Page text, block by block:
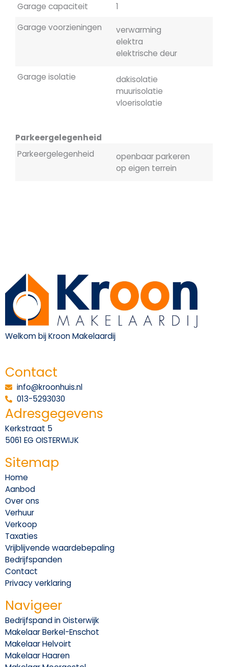
Garage capaciteit
1
Garage voorzieningen
verwarming
elektra
elektrische deur
Garage isolatie
dakisolatie
muurisolatie
vloerisolatie
Parkeergelegenheid
Parkeergelegenheid
openbaar parkeren
op eigen terrein
Welkom bij Kroon Makelaardij
Contact
info@kroonhuis.nl
013-5293030
Adresgegevens
Kerkstraat 5
5061 EG OISTERWIJK
Sitemap
Home
Aanbod
Over ons
Verhuur
Verkoop
Taxaties
Vrijblijvende waardebepaling
Bedrijfspanden
Contact
Privacy verklaring
Navigeer
Bedrijfspand in Oisterwijk
Makelaar Berkel-Enschot
Makelaar Helvoirt
Makelaar Haaren